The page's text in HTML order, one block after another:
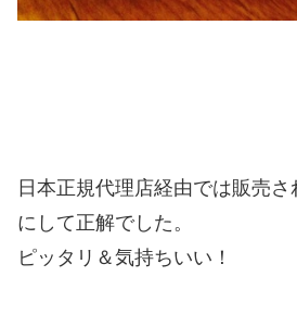
日本正規代理店経由では販売
にして正解でした。
ピッタリ＆気持ちいい！